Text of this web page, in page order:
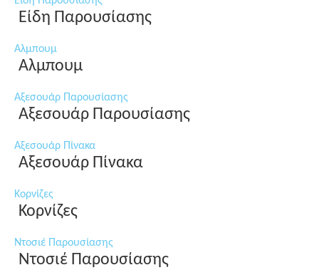
Είδη Παρουσίασης
Αλμπουμ
Αλμπουμ
Αξεσουάρ Παρουσίασης
Αξεσουάρ Παρουσίασης
Αξεσουάρ Πίνακα
Αξεσουάρ Πίνακα
Κορνίζες
Κορνίζες
Ντοσιέ Παρουσίασης
Ντοσιέ Παρουσίασης